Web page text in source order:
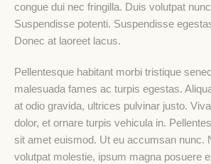
congue dui nec fringilla. Duis volutpat
Suspendisse potenti. Suspendisse
Donec at laoreet lacus.
Pellentesque habitant morbi tristique
malesuada fames ac turpis egestas.
at odio gravida, ultrices pulvinar justo.
dolor, et ornare turpis vehicula in.
sit amet euismod. Ut eu accumsan nunc.
volutpat molestie, ipsum magna posuere